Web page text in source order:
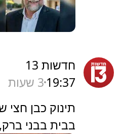
חדשות 13
19:37 3 שעות
תינוק כבן
בבית בבני